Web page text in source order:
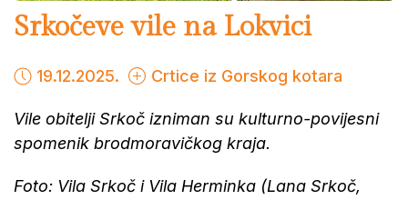
Srkočeve vile na Lokvici
19.12.2025. Crtice iz Gorskog kotara
Vile obitelji Srkoč izniman su kulturno-povijesni
spomenik brodmoravičkog kraja.
Foto: Vila Srkoč i Vila Herminka (Lana Srkoč,